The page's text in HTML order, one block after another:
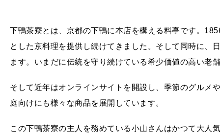
下鴨茶寮とは、京都の下鴨に本店を構える料亭です。
とした京料理を提供し続けてきました。そして同時に、
ます。いまだに伝統を守り続けている希少価値の高い老
そして近年はオンラインサイトを開設し、季節のグルメ
庭向けにも様々な商品を展開しています。
この下鴨茶寮の主人を務めている小山さんはかつて大人